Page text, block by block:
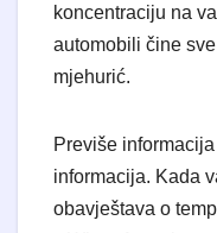
koncentraciju na
automobili čine
mjehurić.
​Previše
informacija. Kada
obavještava o